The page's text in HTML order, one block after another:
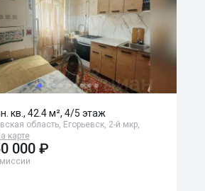
кв., 42.4 м², 4/5 этаж
область, Егорьевск, 2-й мкр,
карте
000 ₽